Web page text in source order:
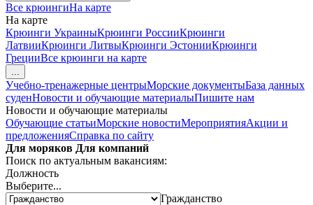
Все крюингиНа карте
На карте
Крюинги УкраиныКрюинги РоссииКрюинги
ЛатвииКрюинги ЛитвыКрюинги ЭстонииКрюинги
ГрецииВсе крюинги на карте
...
Учебно-тренажерные центрыМорские документыБаза данных
суденНовости и обучающие материалыПишите нам
Новости и обучающие материалы
Обучающие статьиМорские новостиМероприятияАкции и
предложенияСправка по сайту
Для моряков Для компаний
Поиск по актуальным вакансиям:
Должность
Выберите...
Гражданство